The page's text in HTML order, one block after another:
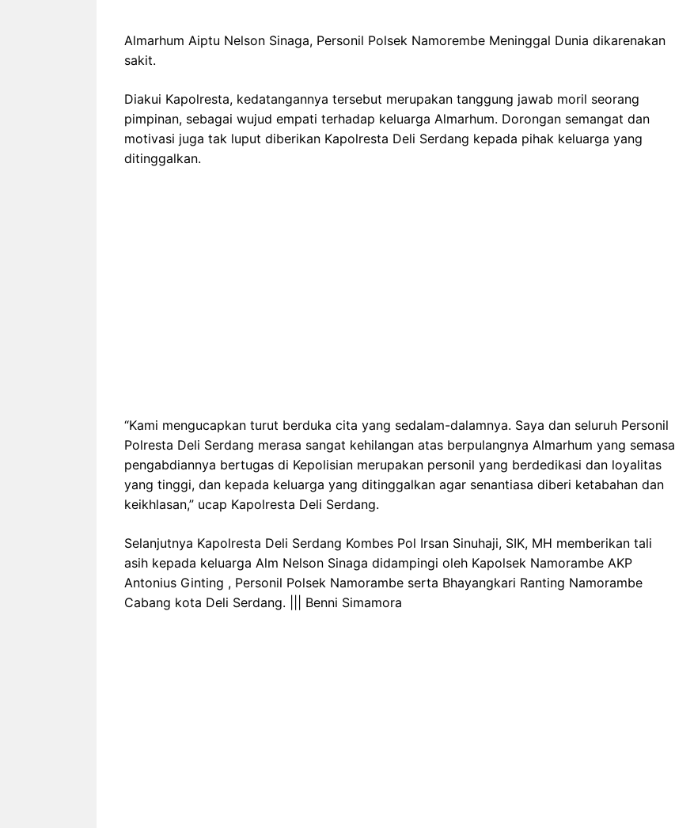
Almarhum Aiptu Nelson Sinaga, Personil Polsek Namorembe Meninggal Dunia dikarenakan
sakit.
Diakui Kapolresta, kedatangannya tersebut merupakan tanggung jawab moril seorang
pimpinan, sebagai wujud empati terhadap keluarga Almarhum. Dorongan semangat dan
motivasi juga tak luput diberikan Kapolresta Deli Serdang kepada pihak keluarga yang
ditinggalkan.
“Kami mengucapkan turut berduka cita yang sedalam-dalamnya. Saya dan seluruh Personil
Polresta Deli Serdang merasa sangat kehilangan atas berpulangnya Almarhum yang semasa
pengabdiannya bertugas di Kepolisian merupakan personil yang berdedikasi dan loyalitas
yang tinggi, dan kepada keluarga yang ditinggalkan agar senantiasa diberi ketabahan dan
keikhlasan,” ucap Kapolresta Deli Serdang.
Selanjutnya Kapolresta Deli Serdang Kombes Pol Irsan Sinuhaji, SIK, MH memberikan tali
asih kepada keluarga Alm Nelson Sinaga didampingi oleh Kapolsek Namorambe AKP
Antonius Ginting , Personil Polsek Namorambe serta Bhayangkari Ranting Namorambe
Cabang kota Deli Serdang. ||| Benni Simamora